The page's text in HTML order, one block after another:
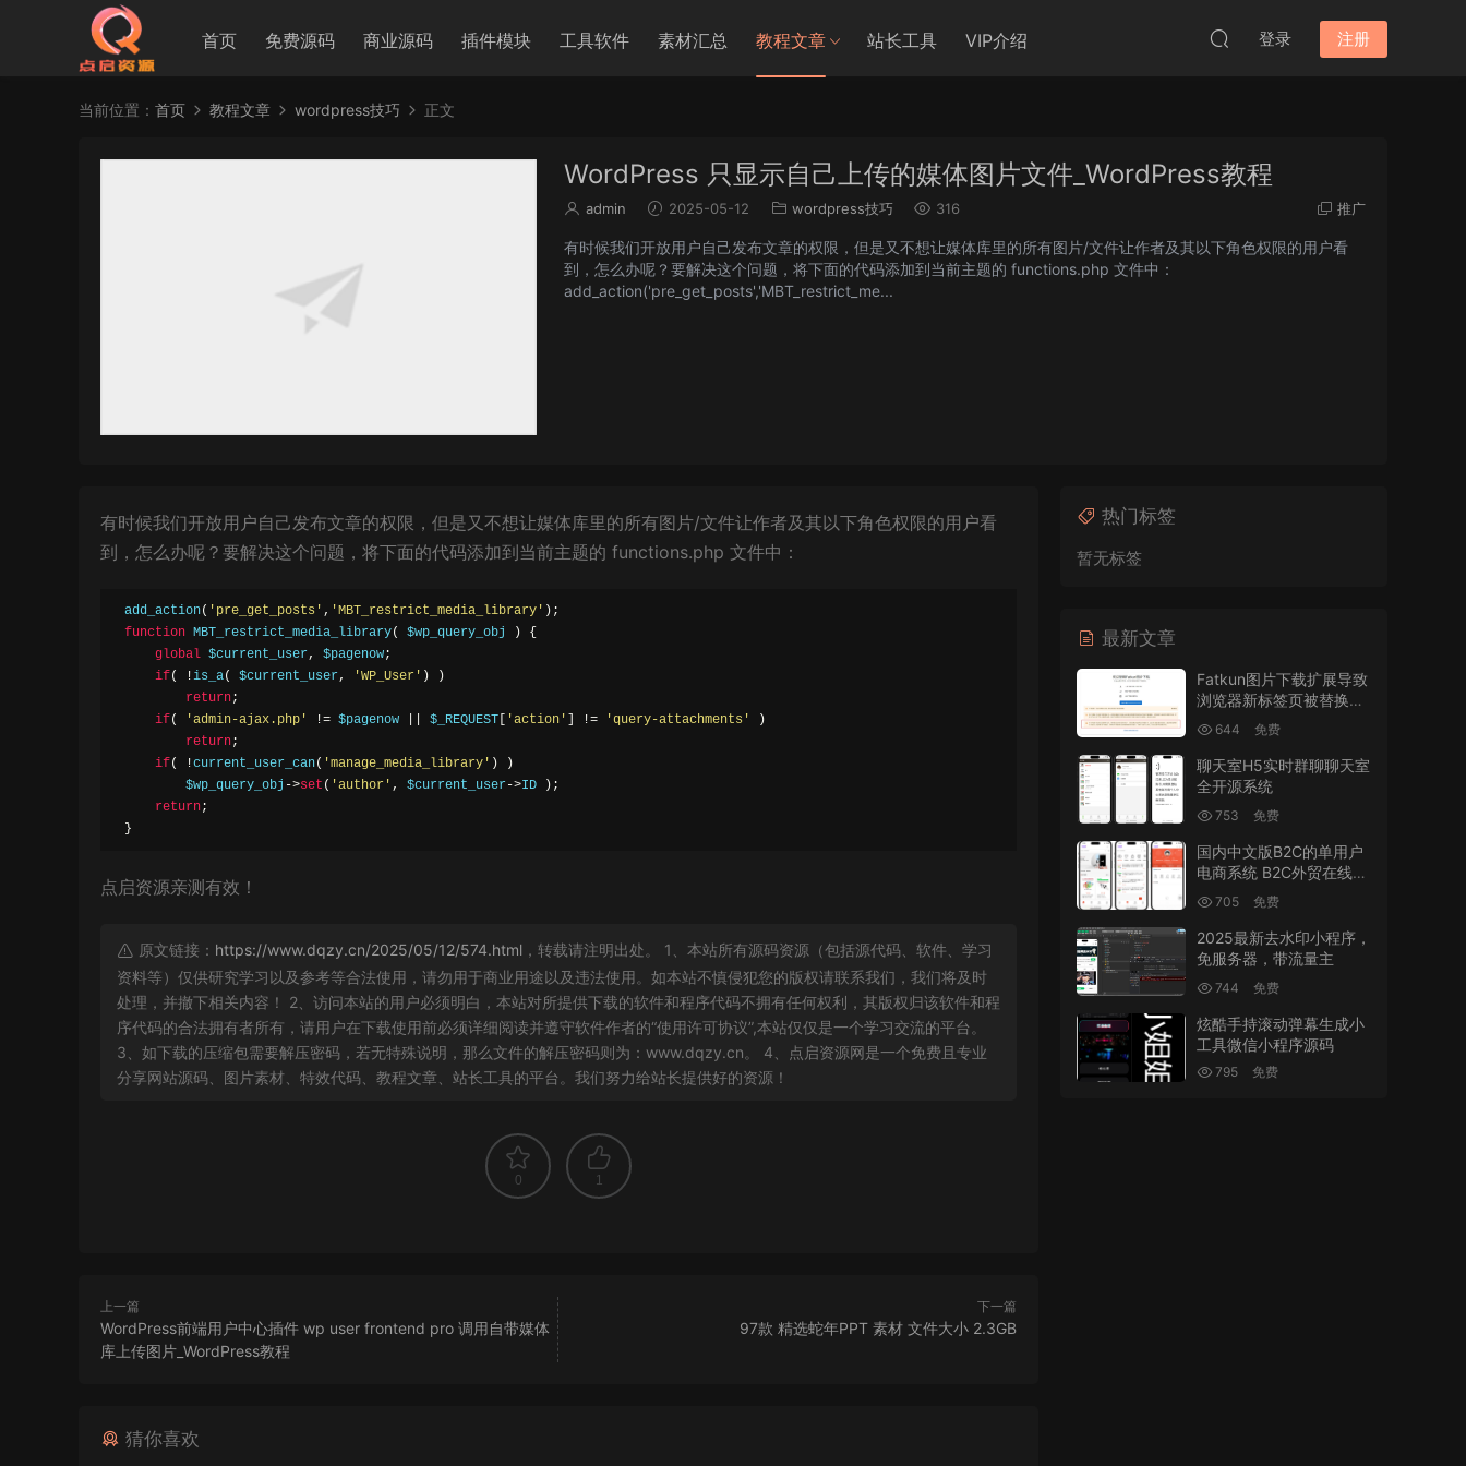
首页 免费源码 商业源码 插件模块 工具软件 素材汇总 教程文章 站长工具 VIP介绍 登录 注册
当前位置： 首页 教程文章 wordpress技巧 正文
WordPress 只显示自己上传的媒体图片文件_WordPress教程
admin 2025-05-12 wordpress技巧 316 推广
有时候我们开放用户自己发布文章的权限，但是又不想让媒体库里的所有图片/文件让作者及其以下角色权限的用户看
到，怎么办呢？要解决这个问题，将下面的代码添加到当前主题的 functions.php 文件中：
add_action('pre_get_posts','MBT_restrict_me...
有时候我们开放用户自己发布文章的权限，但是又不想让媒体库里的所有图片/文件让作者及其以下角色权限的用户看
到，怎么办呢？要解决这个问题，将下面的代码添加到当前主题的 functions.php 文件中：
add_action( 'pre_get_posts' , 'MBT_restrict_media_library' );
function MBT_restrict_media_library( $wp_query_obj )
{
global $current_user, $pagenow;
if( !is_a( $current_user, 'WP_User' )
)
return;
if( 'admin-ajax.php' != $pagenow $_REQUEST 'action' != 'query-attachments'
)
return;
if( !current_user_can( 'manage_media_library' )
)
         $wp_query_obj
->set ( 'author' , $current_user->ID
);
return;
}
点启资源亲测有效！
原文链接： https://www.dqzy.cn/2025/05/12/574.html ，转载请注明出处。 1、本站所有源码资源（包括源代码、软件、学习
资料等）仅供研究学习以及参考等合法使用，请勿用于商业用途以及违法使用。如本站不慎侵犯您的版权请联系我们，我们将及时
处理，并撤下相关内容！ 2、访问本站的用户必须明白，本站对所提供下载的软件和程序代码不拥有任何权利，其版权归该软件和程
序代码的合法拥有者所有，请用户在下载使用前必须详细阅读并遵守软件作者的“使用许可协议”,本站仅仅是一个学习交流的平台。
3、如下载的压缩包需要解压密码，若无特殊说明，那么文件的解压密码则为：www.dqzy.cn。 4、点启资源网是一个免费且专业
分享网站源码、图片素材、特效代码、教程文章、站长工具的平台。我们努力给站长提供好的资源！
0 1
上一篇
WordPress前端用户中心插件 wp user frontend pro 调用自带媒体
库上传图片_WordPress教程
下一篇
97款 精选蛇年PPT 素材 文件大小 2.3GB
猜你喜欢
热门标签
暂无标签
最新文章
Fatkun图片下载扩展导致
浏览器新标签页被替换的
修复644 免费
聊天室H5实时群聊聊天室
全开源系统
753 免费
国内中文版B2C的单用户
电商系统 B2C外贸在线购
物商城源码
705 免费
2025最新去水印小程序，
免服务器，带流量主
744 免费
炫酷手持滚动弹幕生成小
工具微信小程序源码
795 免费